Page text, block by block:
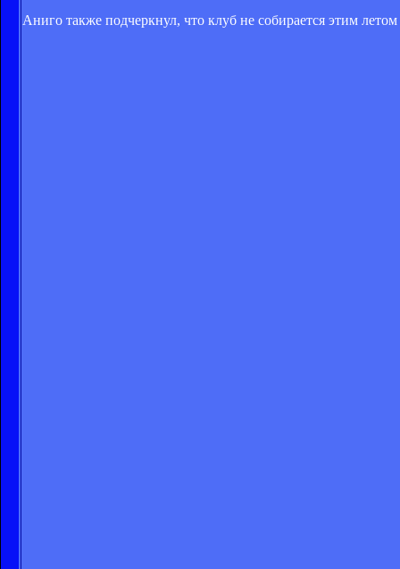
Аниго также подчеркнул, что клуб не собирается этим